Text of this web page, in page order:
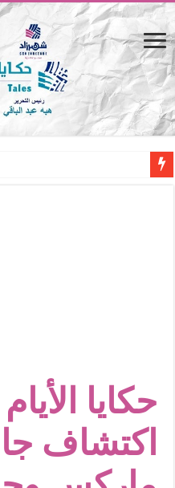
من سيرة «إيفان أجيلي» إلى نسيج
من «أرشيف ريبليكا» إلى «ساحر أوز»..
من مطابخ الأسواق لـ«الدليفري»..
“الرحالة العرب واكتشاف أوروبا”..
اكتشاف